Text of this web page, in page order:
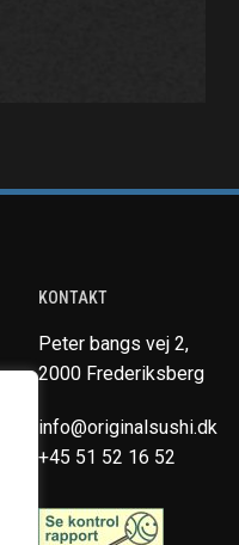
KONTAKT
Peter bangs vej 2,
2000 Frederiksberg
info@originalsushi.dk
+45 51 52 16 52